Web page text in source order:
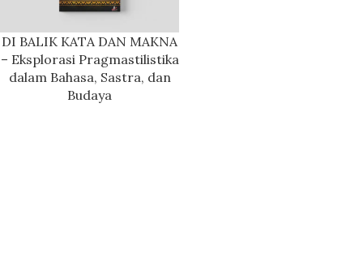
DI BALIK KATA DAN MAKNA
– Eksplorasi Pragmastilistika
dalam Bahasa, Sastra, dan
Budaya